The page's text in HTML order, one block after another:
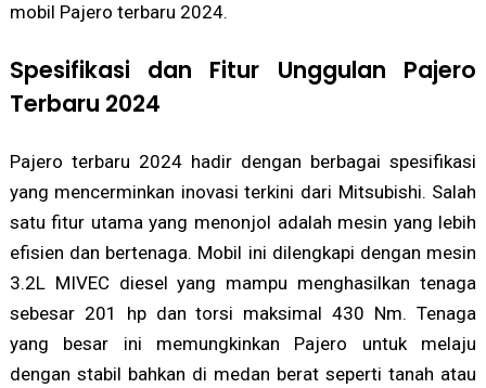
mobil Pajero terbaru 2024.
Spesifikasi dan Fitur Unggulan Pajero
Terbaru 2024
Pajero terbaru 2024 hadir dengan berbagai spesifikasi
yang mencerminkan inovasi terkini dari Mitsubishi. Salah
satu fitur utama yang menonjol adalah mesin yang lebih
efisien dan bertenaga. Mobil ini dilengkapi dengan mesin
3.2L MIVEC diesel yang mampu menghasilkan tenaga
sebesar 201 hp dan torsi maksimal 430 Nm. Tenaga
yang besar ini memungkinkan Pajero untuk melaju
dengan stabil bahkan di medan berat seperti tanah atau